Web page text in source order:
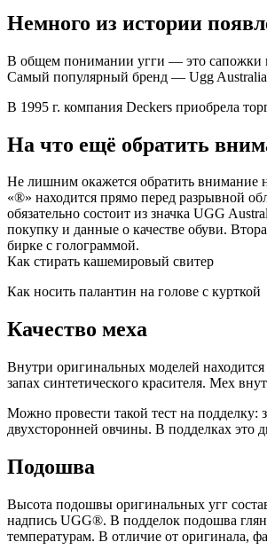
Немного из истории
В общем понимании угги — это сапожки
Самый популярный бренд — Ugg
В 1995 г. компания Deckers приобрела
На что ещё обратить
Не лишним окажется обратить
«®» находится прямо перед разрывной
обязательно состоит из значка UGG
покупку и данные о качестве обуви.
бирке с голограммой.
Как стирать кашемировый свитер
Как носить палантин на голове с курткой
Качество меха
Внутри оригинальных моделей
запах синтетического красителя. Мех
Можно провести такой тест на подделку:
двухсторонней овчины. В подделках это
Подошва
Высота подошвы оригинальных угг
надпись UGG®. В подделок подошва
температурам. В отличие от оригинала,